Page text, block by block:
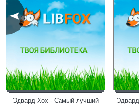
Эдвард Хох - Самый лучший